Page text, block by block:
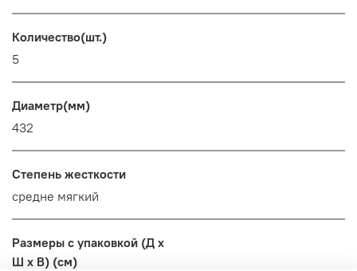
Количество(шт.)
5
Диаметр(мм)
432
Степень жесткости
средне мягкий
Размеры с упаковкой (Д x
Ш x В) (см)